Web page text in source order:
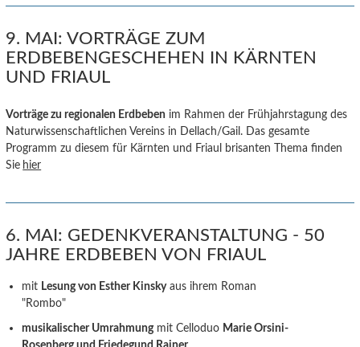
9. MAI: VORTRÄGE ZUM
ERDBEBENGESCHEHEN IN KÄRNTEN
UND FRIAUL
Vorträge zu regionalen Erdbeben im Rahmen der Frühjahrstagung des
Naturwissenschaftlichen Vereins in Dellach/Gail. Das gesamte
Programm zu diesem für Kärnten und Friaul brisanten Thema finden
Sie hier
6. MAI: GEDENKVERANSTALTUNG - 50
JAHRE ERDBEBEN VON FRIAUL
mit Lesung von Esther Kinskyaus ihrem Roman
"Rombo"
musikalischer Umrahmungmit Celloduo Marie Orsini-